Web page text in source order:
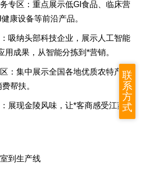
专区：重点展示低GI食品、临床营
康设备等前沿产品。
吸纳头部科技企业，展示人工智能
成果，从智能分拣到*营销。
：集中展示全国各地优质农特产
帮扶。
展现金陵风味，让*客商感受江苏美
到生产线
联
系
方
式